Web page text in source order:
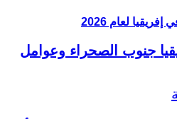
جنوب الصحراء وعوامل